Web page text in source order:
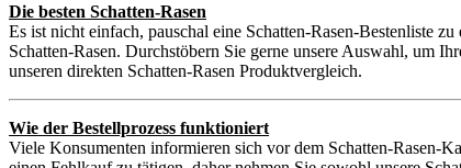
Die besten Schatten-Rasen
Es ist nicht einfach, pauschal eine Schatten-Rasen-Bestenliste
Schatten-Rasen. Durchstöbern Sie gerne unsere Auswahl, um
unseren direkten Schatten-Rasen Produktvergleich.
Wie der Bestellprozess funktioniert
Viele Konsumenten informieren sich vor dem Schatten-Rasen-